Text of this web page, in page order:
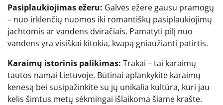
Pasiplaukiojimas ežeru: Galvės ežere gausu pramogų
– nuo irklenčių nuomos iki romantiškų pasiplaukiojimų
jachtomis ar vandens dviračiais. Pamatyti pilį nuo
vandens yra visiškai kitokia, kvapą gniaužianti patirtis.
Karaimų istorinis palikimas: Trakai – tai karaimų
tautos namai Lietuvoje. Būtinai aplankykite karaimų
kenesą bei susipažinkite su jų unikalia kultūra, kuri jau
kelis šimtus metų sėkmingai išlaikoma šiame krašte.